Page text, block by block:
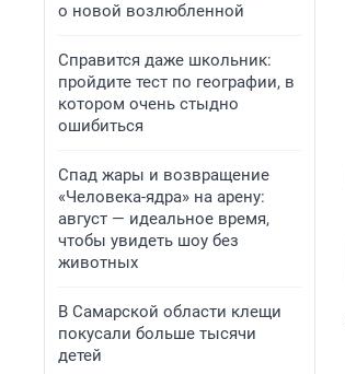
о новой возлюбленной
Справится даже школьник:
пройдите тест по географии, в
котором очень стыдно
ошибиться
Спад жары и возвращение
«Человека-ядра» на арену:
август — идеальное время,
чтобы увидеть шоу без
животных
В Самарской области клещи
покусали больше тысячи
детей